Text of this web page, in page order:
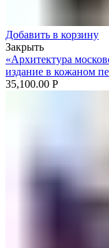
Добавить в корзину
Закрыть
«Архитектура
издание в кожаном
35,100.00 Р